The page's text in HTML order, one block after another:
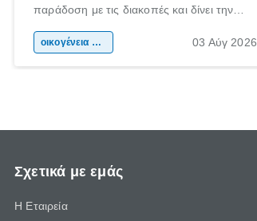
παράδοση με τις διακοπές και δίνει την
χώρας. Είτε πρόκειται για λίγες μέρες
οικογένεια & παιδί 03 Αύγ 2026
Σχετικά με εμάς
Η Εταιρεία